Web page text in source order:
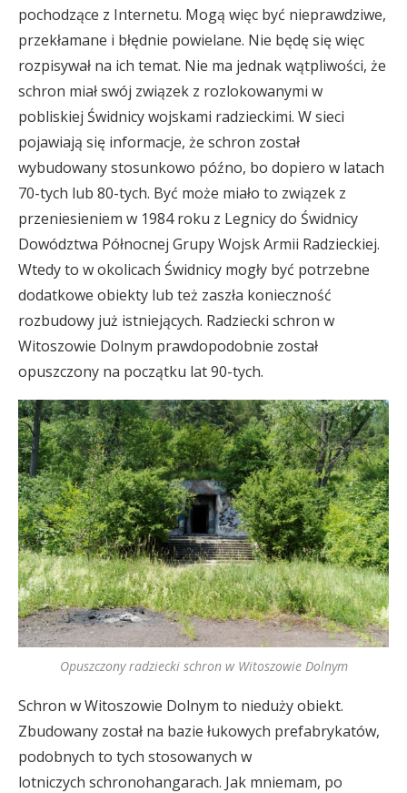
pochodzące z Internetu. Mogą więc być nieprawdziwe,
przekłamane i błędnie powielane. Nie będę się więc
rozpisywał na ich temat. Nie ma jednak wątpliwości, że
schron miał swój związek z rozlokowanymi w
pobliskiej Świdnicy wojskami radzieckimi. W sieci
pojawiają się informacje, że schron został
wybudowany stosunkowo późno, bo dopiero w latach
70-tych lub 80-tych. Być może miało to związek z
przeniesieniem w 1984 roku z Legnicy do Świdnicy
Dowództwa Północnej Grupy Wojsk Armii Radzieckiej.
Wtedy to w okolicach Świdnicy mogły być potrzebne
dodatkowe obiekty lub też zaszła konieczność
rozbudowy już istniejących. Radziecki schron w
Witoszowie Dolnym prawdopodobnie został
opuszczony na początku lat 90-tych.
Opuszczony radziecki schron w Witoszowie Dolnym
Schron w Witoszowie Dolnym to nieduży obiekt.
Zbudowany został na bazie łukowych prefabrykatów,
podobnych to tych stosowanych w
lotniczych schronohangarach. Jak mniemam, po